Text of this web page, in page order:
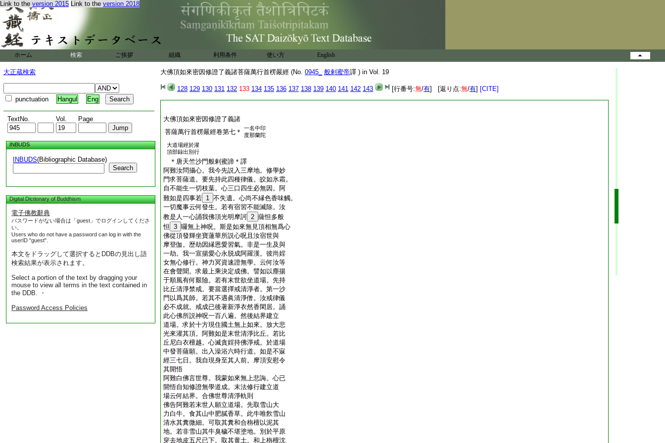
Link to the version 2015 Link to the version 2018
ホーム 検索 ご挨拶 組織 利用条件 使い方 English
大正蔵検索
punctuation Hangul Eng
TextNo. Vol. Page
INBUDS
INBUDS(Bibliographic Database)
Search
Digital Dictionary of Buddhism
電子佛教辭典
パスワードがない場合は「guest」でログインしてくださ
い。
Users who do not have a password can log in with the
userID "guest".
本文をドラッグして選択するとDDBの見出し語
検索結果が表示されます。
Select a portion of the text by dragging your
mouse to view all terms in the text contained in
the DDB. ・
Password Access Policies
大佛頂如來密因修證了義諸菩薩萬行首楞嚴經 (No. 0945_ 般剌蜜帝譯 ) in Vol. 19
128 129 130 131 132 133 134 135 136 137 138 139 140 141 142 143 [行番号:無/有] [返り点:無/有] [CITE]
儀一切行中尚無虚假。云何自稱得上人法。
譬如窮人妄號帝王自取誅滅。況復法王如
何妄竊。因地不 11 直果招紆曲。求佛菩提如
噬臍人。欲誰成就。若諸比丘心如直
12 絃。一
菩薩無上知覺。如我 13 是説名爲佛説不如此
説即波旬説
大佛＊頂萬行首楞嚴經卷第六
大佛頂如來密因修證了義諸
菩薩萬行首楞嚴經卷第七＊
一名中印
度那蘭陀
大道場經於灌
頂部録出別行
＊唐天竺沙門般剌蜜諦＊譯
阿難汝問攝心。我今先説入三摩地。修學妙
門求菩薩道。要先持此四種律儀。皎如氷霜。
自不能生一切枝葉。心三口四生必無因。阿
難如是四事若 1 不失遺。心尚不縁色香味觸。
一切魔事云何發生。若有宿習不能滅除。汝
教是人一心誦我佛頂光明摩訶 2 薩怛多般
怛 3 囉無上神呪。斯是如來無見頂相無爲心
佛從頂發輝坐寶蓮華所説心呪且汝宿世與
摩登伽。歴劫因縁恩愛習氣。非是一生及與
一劫。我一宣揚愛心永脱成阿羅漢。彼尚婬
女無心修行。神力冥資速證無學。云何汝等
在會聲聞。求最上乘決定成佛。譬如以塵揚
于順風有何艱險。若有末世欲坐道場。先持
比丘清淨禁戒。要當選擇戒清淨者。第一沙
門以爲其師。若其不遇眞清淨僧。汝戒律儀
必不成就。戒成已後著新淨衣然香閑居。誦
此心佛所説神呪一百八遍。然後結界建立
道場。求於十方現住國土無上如來。放大悲
光來灌其頂。阿難如是末世清淨比丘。若比
丘尼白衣檀越。心滅貪婬持佛淨戒。於道場
中發菩薩願。出入澡浴六時行道。如是不寐
經三七日。我自現身至其人前。摩頂安慰令
其開悟
阿難白佛言世尊。我蒙如來無上悲誨。心已
開悟自知修證無學道成。末法修行建立道
場云何結界。合佛世尊清淨軌則
佛告阿難若末世人願立道場。先取雪山大
力白牛。食其山中肥膩香草。此牛唯飮雪山
清水其糞微細。可取其糞和合栴檀以泥其
地。若非雪山其牛臭穢不堪塗地。別於平原
穿去地皮五尺已下。取其黄土。和上栴檀沈